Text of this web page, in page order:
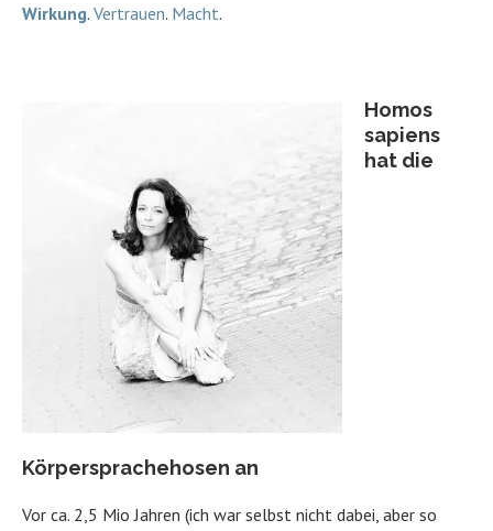
Wirkung. Vertrauen. Macht.
Homos
sapiens
hat die
Körpersprachehosen an
Vor ca. 2,5 Mio Jahren (ich war selbst nicht dabei, aber so